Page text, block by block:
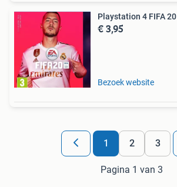
Playstation 4 FIFA 20
€ 3,95
Bezoek website
1 2 3
Pagina 1 van 3